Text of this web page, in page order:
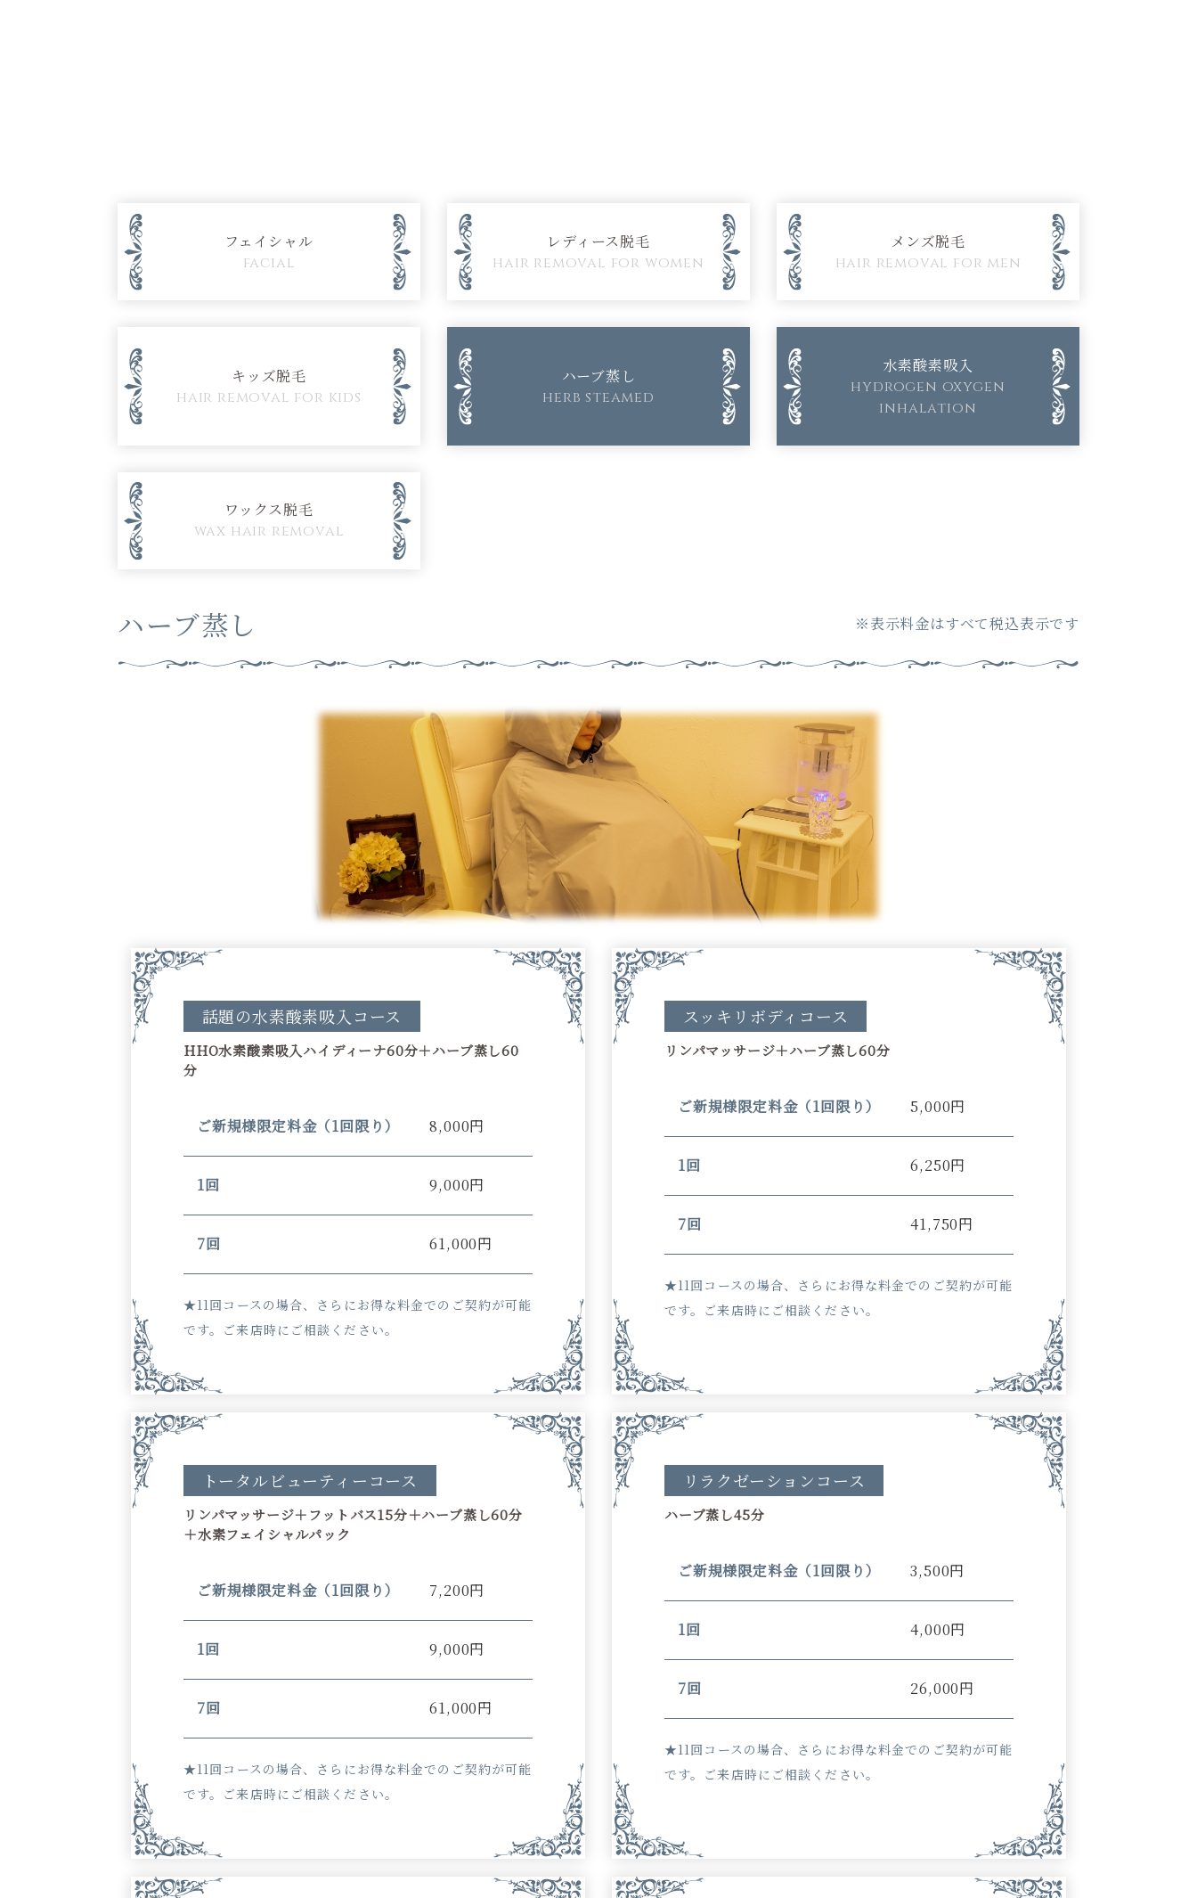
フェイシャル
facial
レディース脱毛
hair removal for women
メンズ脱毛
hair removal for men
キッズ脱毛
hair removal for kids
ハーブ蒸し
herb steamed
水素酸素吸入
hydrogen oxygen
inhalation
ワックス脱毛
wax hair removal
ハーブ蒸し ※表示料金はすべて税込表示です
話題の水素酸素吸入コース
HHO水素酸素吸入ハイディーナ60分＋ハーブ蒸し60
分
ご新規様限定料金（1回限り） 8,000円
1回 9,000円
7回 61,000円
★11回コースの場合、さらにお得な料金でのご契約が可能
です。ご来店時にご相談ください。
スッキリボディコース
リンパマッサージ＋ハーブ蒸し60分
ご新規様限定料金（1回限り） 5,000円
1回 6,250円
7回 41,750円
★11回コースの場合、さらにお得な料金でのご契約が可能
です。ご来店時にご相談ください。
トータルビューティーコース
リンパマッサージ＋フットバス15分＋ハーブ蒸し60分
＋⽔素フェイシャルパック
ご新規様限定料金（1回限り） 7,200円
1回 9,000円
7回 61,000円
★11回コースの場合、さらにお得な料金でのご契約が可能
です。ご来店時にご相談ください。
リラクゼーションコース
ハーブ蒸し45分
ご新規様限定料金（1回限り） 3,500円
1回 4,000円
7回 26,000円
★11回コースの場合、さらにお得な料金でのご契約が可能
です。ご来店時にご相談ください。